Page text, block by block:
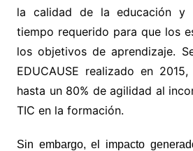
la calidad de la educación y
tiempo requerido para que los
los objetivos de aprendizaje.
EDUCAUSE realizado en
hasta un 80% de agilidad al
TIC en la formación.
Sin embargo, el impacto